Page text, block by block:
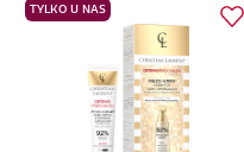
TYLKO U NAS